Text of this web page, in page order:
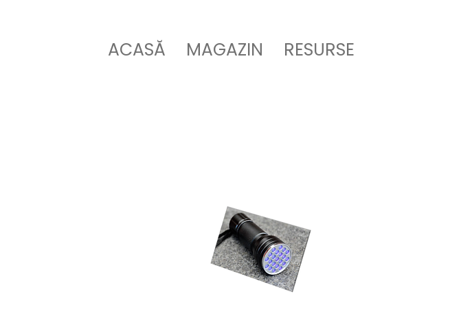
ACASĂ MAGAZIN RESURSE